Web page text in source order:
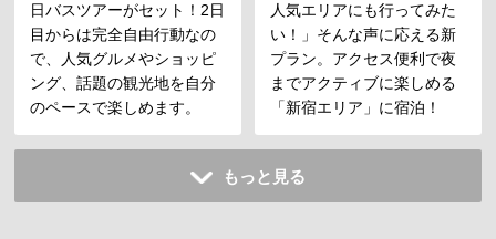
日バスツアーがセット！2日
目からは完全自由行動なの
で、人気グルメやショッピ
ング、話題の観光地を自分
のペースで楽しめます。
人気エリアにも行ってみた
い！」そんな声に応える新
プラン。アクセス便利で夜
までアクティブに楽しめる
「新宿エリア」に宿泊！
もっと見る